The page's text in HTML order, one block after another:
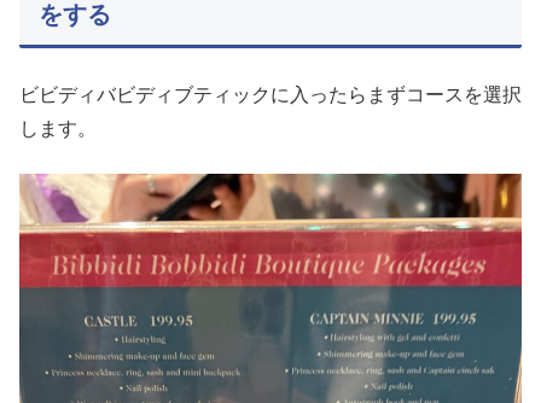
をする
ビビディバビディブティックに入ったらまずコースを選択
します。